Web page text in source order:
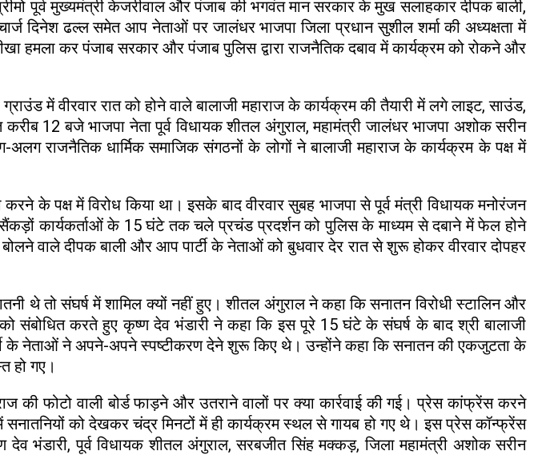
पूर्व मुख्यमंत्री केजरीवाल और पंजाब की भगवंत मान सरकार के मुख सलाहकार दीपक बाली,
दिनेश ढल्ल समेत आप नेताओं पर जालंधर भाजपा जिला प्रधान सुशील शर्मा की अध्यक्षता में
हमला कर पंजाब सरकार और पंजाब पुलिस द्वारा राजनैतिक दबाव में कार्यक्रम को रोकने और
में वीरवार रात को होने वाले बालाजी महाराज के कार्यक्रम की तैयारी में लगे लाइट, साउंड,
12 बजे भाजपा नेता पूर्व विधायक शीतल अंगुराल, महामंत्री जालंधर भाजपा अशोक सरीन
अलग राजनैतिक धार्मिक समाजिक संगठनों के लोगों ने बालाजी महाराज के कार्यक्रम के पक्ष में
के पक्ष में विरोध किया था। इसके बाद वीरवार सुबह भाजपा से पूर्व मंत्री विधायक मनोरंजन
कार्यकर्ताओं के 15 घंटे तक चले प्रचंड प्रदर्शन को पुलिस के माध्यम से दबाने में फेल होने
वाले दीपक बाली और आप पार्टी के नेताओं को बुधवार देर रात से शुरू होकर वीरवार दोपहर
तो संघर्ष में शामिल क्यों नहीं हुए। शीतल अंगुराल ने कहा कि सनातन विरोधी स्टालिन और
संबोधित करते हुए कृष्ण देव भंडारी ने कहा कि इस पूरे 15 घंटे के संघर्ष के बाद श्री बालाजी
के नेताओं ने अपने-अपने स्पष्टीकरण देने शुरू किए थे। उन्होंने कहा कि सनातन की एकजुटता के
हो गए।
की फोटो वाली बोर्ड फाड़ने और उतराने वालों पर क्या कार्रवाई की गई। प्रेस कांफ्रेंस करने
को देखकर चंद्र मिनटों में ही कार्यक्रम स्थल से गायब हो गए थे। इस प्रेस कॉन्फ्रेंस
भंडारी, पूर्व विधायक शीतल अंगुराल, सरबजीत सिंह मक्कड़, जिला महामंत्री अशोक सरीन